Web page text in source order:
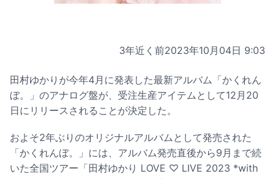
3年近く前2023年10月04日 9:03
田村ゆかりが今年4月に発表した最新アルバム「かくれん
ぼ。」のアナログ盤が、受注生産アイテムとして12月20
日にリリースされることが決定した。
およそ2年ぶりのオリジナルアルバムとして発売された
「かくれんぼ。」には、アルバム発売直後から9月まで続
いた全国ツアー「田村ゆかり LOVE ♡ LIVE 2023 *with